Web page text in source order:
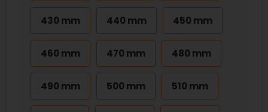
430 mm 440 mm 450 mm
460 mm 470 mm 480 mm
490 mm 500 mm 510 mm